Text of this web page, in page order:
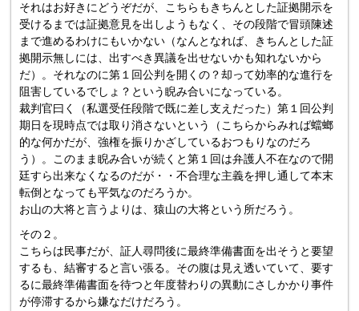
それはお好きにどうぞだが、こちらもきちんとした証拠開示を
受けるまでは証拠意見を出しようもなく、その段階で冒頭陳述
まで進めるわけにもいかない（なんとなれば、きちんとした証
拠開示無しには、出すべき異議を出せないかも知れないから
だ）。それなのに第１回公判を開くの？却って効率的な進行を
阻害しているでしょ？という睨み合いになっている。
裁判官曰く（私選受任段階で既に差し支えだった）第１回公判
期日を現時点では取り消さないという（こちらからみれば蟷螂
的な何かだが、強権を振りかざしているおつもりなのだろ
う）。このまま睨み合いが続くと第１回は弁護人不在なので開
廷すら出来なくなるのだが・・不合理な主義を押し通して本末
転倒となっても平気なのだろうか。
お山の大将と言うよりは、猿山の大将という所だろう。
その２。
こちらは民事だが、証人尋問後に最終準備書面を出そうと要望
するも、結審すると言い張る。その腹は見え透いていて、要す
るに最終準備書面を待つと年度替わりの異動にさしかかり事件
が停滞するから嫌なだけだろう。